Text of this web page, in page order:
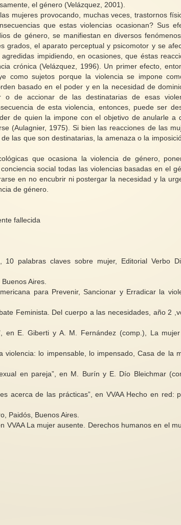
el género (Velázquez, 2001).
mujeres provocando, muchas veces, trastornos
que estas violencias ocasionan? Sus
de género, se manifiestan en diversos
grados, el aparato perceptual y psicomotor y se
impidiendo, en ocasiones, que éstas
crónica (Velázquez, 1996). Un primer efecto,
como sujetos porque la violencia se impone
basado en el poder y en la necesidad de
de accionar de las destinatarias de esas
de esta violencia, entonces, puede ser
de quien la impone con el objetivo de anularle a
(Aulagnier, 1975). Si bien las reacciones de las
las que son destinatarias, la amenaza o la
que ocasiona la violencia de género,
social todas las violencias basadas en el
en no encubrir ni postergar la necesidad y la
de género.
fallecida
10 palabras claves sobre mujer, Editorial Verbo
Aires.
para Prevenir, Sancionar y Erradicar la
Feminista. Del cuerpo a las necesidades, año 2
en E. Giberti y A. M. Fernández (comp.), La
violencia: lo impensable, lo impensado, Casa de la
en pareja”, en M. Burín y E. Dío Bleichmar
acerca de las prácticas”, en VVAA Hecho en red:
Paidós, Buenos Aires.
VVAA La mujer ausente. Derechos humanos en el